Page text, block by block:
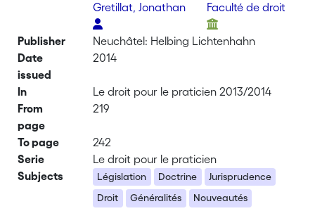
Gretillat, Jonathan
Faculté de droit
Publisher
Neuchâtel: Helbing Lichtenhahn
Date
issued
2014
In
Le droit pour le praticien 2013/2014
From
page
219
To page
242
Serie
Le droit pour le praticien
Subjects
Législation Doctrine
Jurisprudence
Droit
Généralités Nouveautés